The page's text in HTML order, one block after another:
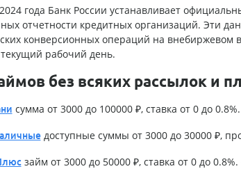
года Банк России устанавливает
отчетности кредитных организаций. Эти
конверсионных операций на внебиржевом
рабочий день.
без всяких рассылок и
сумма от 3000 до 100000 ₽, ставка от 0 до
доступные суммы от 3000 до 30000 ₽,
займ от 3000 до 50000 ₽, ставка от 0 до